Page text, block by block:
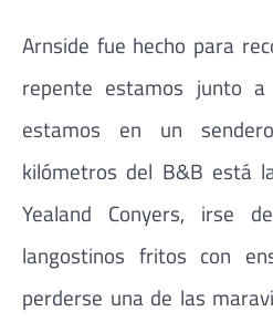
Arnside fue hecho para
repente estamos junto
estamos en un
kilómetros del B&B está
Yealand Conyers, irse
langostinos fritos con
perderse una de las